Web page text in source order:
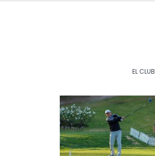
EL CLUB